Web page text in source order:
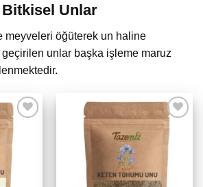
Bitkisel Unlar
meyveleri öğüterek un haline
unlar başka işleme maruz